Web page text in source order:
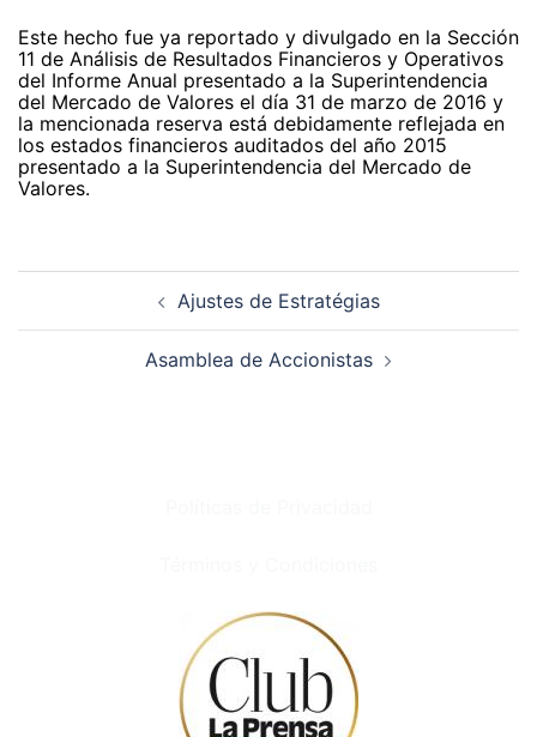
Este hecho fue ya reportado y divulgado en la Sección
11 de Análisis de Resultados Financieros y Operativos
del Informe Anual presentado a la Superintendencia
del Mercado de Valores el día 31 de marzo de 2016 y
la mencionada reserva está debidamente reflejada en
los estados financieros auditados del año 2015
presentado a la Superintendencia del Mercado de
Valores.
Navegación
Ajustes de Estratégias
Asamblea de Accionistas